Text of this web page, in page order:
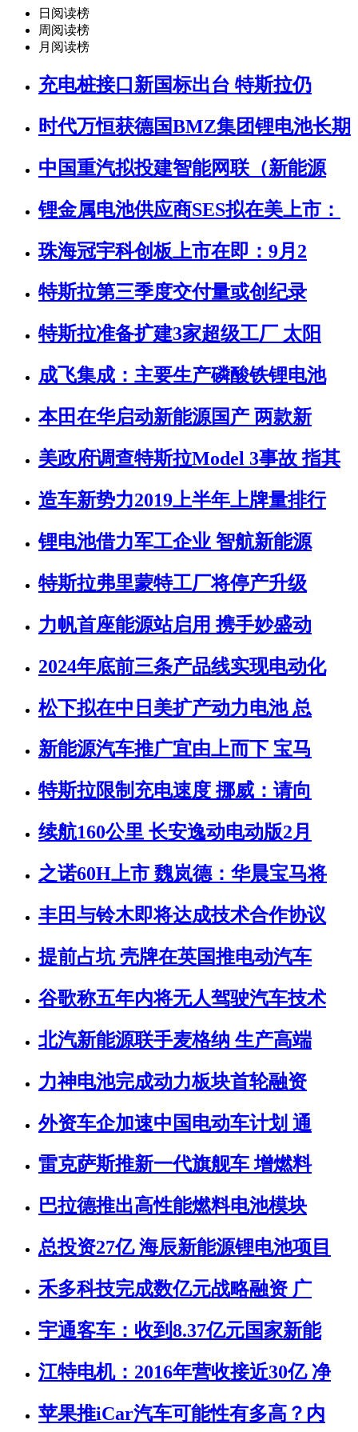
日阅读榜
周阅读榜
月阅读榜
充电桩接口新国标出台 特斯拉仍
时代万恒获德国BMZ集团锂电池长期
中国重汽拟投建智能网联（新能源
锂金属电池供应商SES拟在美上市：
珠海冠宇科创板上市在即：9月2
特斯拉第三季度交付量或创纪录
特斯拉准备扩建3家超级工厂 太阳
成飞集成：主要生产磷酸铁锂电池
本田在华启动新能源国产 两款新
美政府调查特斯拉Model 3事故 指其
造车新势力2019上半年上牌量排行
锂电池借力军工企业 智航新能源
特斯拉弗里蒙特工厂将停产升级
力帆首座能源站启用 携手妙盛动
2024年底前三条产品线实现电动化
松下拟在中日美扩产动力电池 总
新能源汽车推广宜由上而下 宝马
特斯拉限制充电速度 挪威：请向
续航160公里 长安逸动电动版2月
之诺60H上市 魏岚德：华晨宝马将
丰田与铃木即将达成技术合作协议
提前占坑 壳牌在英国推电动汽车
谷歌称五年内将无人驾驶汽车技术
北汽新能源联手麦格纳 生产高端
力神电池完成动力板块首轮融资
外资车企加速中国电动车计划 通
雷克萨斯推新一代旗舰车 增燃料
巴拉德推出高性能燃料电池模块
总投资27亿 海辰新能源锂电池项目
禾多科技完成数亿元战略融资 广
宇通客车：收到8.37亿元国家新能
江特电机：2016年营收接近30亿 净
苹果推iCar汽车可能性有多高？内